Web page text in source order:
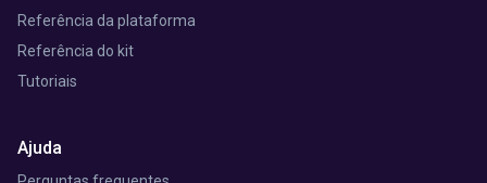
Referência da plataforma
Referência do kit
Tutoriais
Ajuda